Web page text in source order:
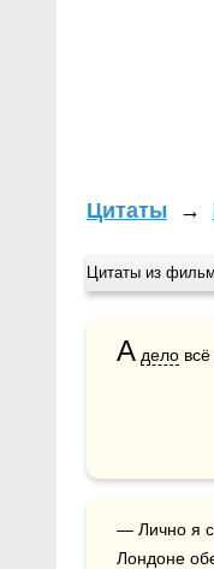
Цитаты →
Цитаты из
А дело
— Лично я
Лондоне